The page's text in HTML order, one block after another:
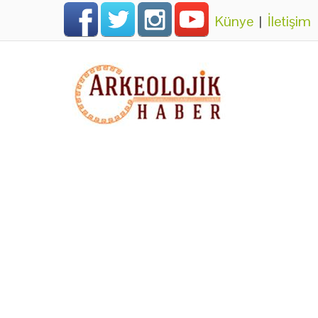
Künye | İletişim